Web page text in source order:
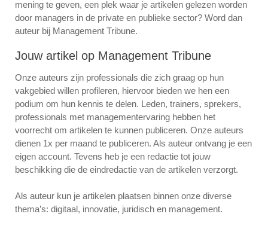
mening te geven, een plek waar je artikelen gelezen worden
door managers in de private en publieke sector? Word dan
auteur bij Management Tribune.
Jouw artikel op Management Tribune
Onze auteurs zijn professionals die zich graag op hun
vakgebied willen profileren, hiervoor bieden we hen een
podium om hun kennis te delen. Leden, trainers, sprekers,
professionals met managementervaring hebben het
voorrecht om artikelen te kunnen publiceren. Onze auteurs
dienen 1x per maand te publiceren. Als auteur ontvang je een
eigen account. Tevens heb je een redactie tot jouw
beschikking die de eindredactie van de artikelen verzorgt.
Als auteur kun je artikelen plaatsen binnen onze diverse
thema’s: digitaal, innovatie, juridisch en management.